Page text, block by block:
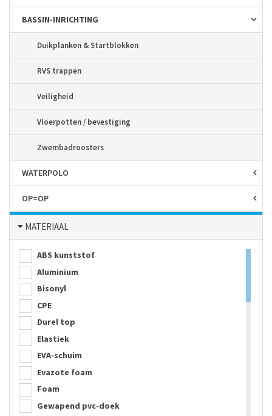
BASSIN-INRICHTING
Duikplanken & Startblokken
RVS trappen
Veiligheid
Vloerpotten / bevestiging
Zwembadroosters
WATERPOLO
OP=OP
MATERIAAL
ABS kunststof
Aluminium
Bisonyl
CPE
Durel top
Elastiek
EVA-schuim
Evazote foam
Foam
Gewapend pvc-doek